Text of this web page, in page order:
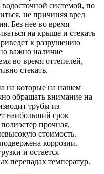
системой, по
не причиняя вред
Без нее во время
на крыше и стекать
к разрушению
важно наличие
во время оттепелей,
стекать.
на которые на нашем
обращать внимание на
трубы из
наибольший срок
прочная,
стоимость.
коррозии.
и остается
перепадах температур.